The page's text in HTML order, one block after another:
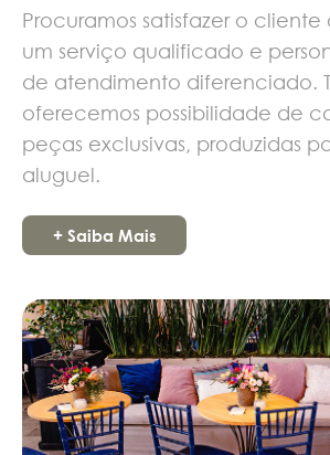
Procuramos satisfazer o
um serviço qualificado e
de atendimento diferenciado.
oferecemos possibilidade de
peças exclusivas, produzidas
aluguel.
+ Saiba Mais